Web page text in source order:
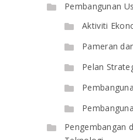
Pembangunan
Aktiviti
Pameran
Pelan
Pengembangan